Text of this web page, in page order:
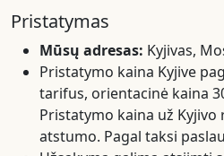
Pristatymas
Mūsų adresas: Kyjivas,
Pristatymo kaina Kyjive
tarifus, orientacinė kaina
Pristatymo kaina už
atstumo. Pagal taksi